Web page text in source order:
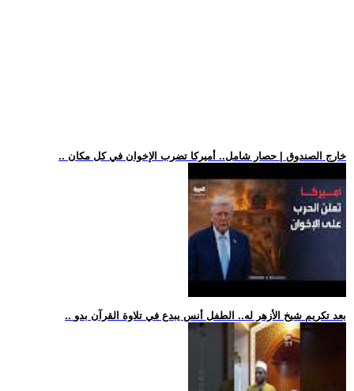
.. خارج الصندوق | حصار شامل.. أميركا تضرب الإخوان في كل مكان
.. بعد تكريم شيخ الأزهر له.. الطفل أنس يبدع في تلاوة القرآن بدو